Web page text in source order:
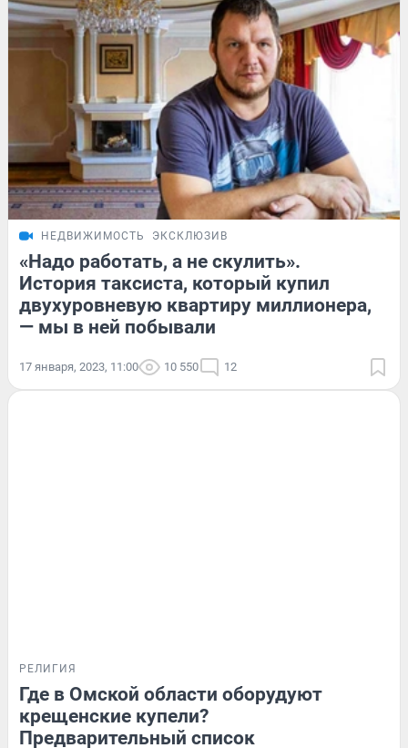
НЕДВИЖИМОСТЬ ЭКСКЛЮЗИВ
«Надо работать, а не скулить».
История таксиста, который купил
двухуровневую квартиру миллионера,
— мы в ней побывали
17 января, 2023, 11:00 10 550 12
РЕЛИГИЯ
Где в Омской области оборудуют
крещенские купели?
Предварительный список